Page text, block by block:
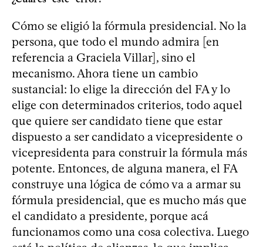
Cómo se eligió la fórmula presidencial. No la
persona, que todo el mundo admira [en
referencia a Graciela Villar], sino el
mecanismo. Ahora tiene un cambio
sustancial: lo elige la dirección del FA y lo
elige con determinados criterios, todo aquel
que quiere ser candidato tiene que estar
dispuesto a ser candidato a vicepresidente o
vicepresidenta para construir la fórmula más
potente. Entonces, de alguna manera, el FA
construye una lógica de cómo va a armar su
fórmula presidencial, que es mucho más que
el candidato a presidente, porque acá
funcionamos como una cosa colectiva. Luego